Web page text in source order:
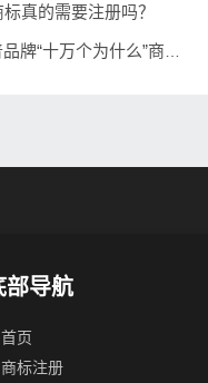
真的需要注册吗？
部导航
首页
商标注册